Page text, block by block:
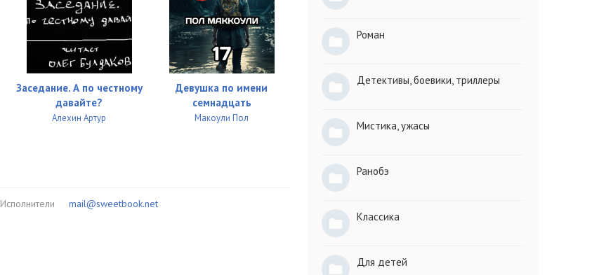
Заседание. А по честному
давайте?
Алехин Артур
Девушка по имени
семнадцать
Макоули Пол
Исполнители mail@sweetbook.net
Роман
Детективы, боевики, триллеры
Мистика, ужасы
Ранобэ
Классика
Для детей